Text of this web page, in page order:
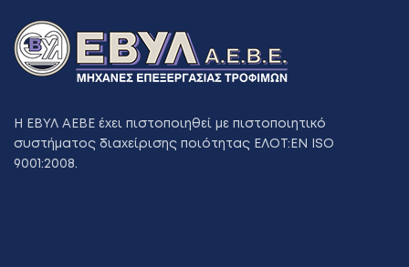
Η ΕΒΥΛ ΑΕΒΕ έχει πιστοποιηθεί με πιστοποιητικό
συστήματος διαχείρισης ποιότητας ΕΛΟΤ:ΕΝ ISO
9001:2008.